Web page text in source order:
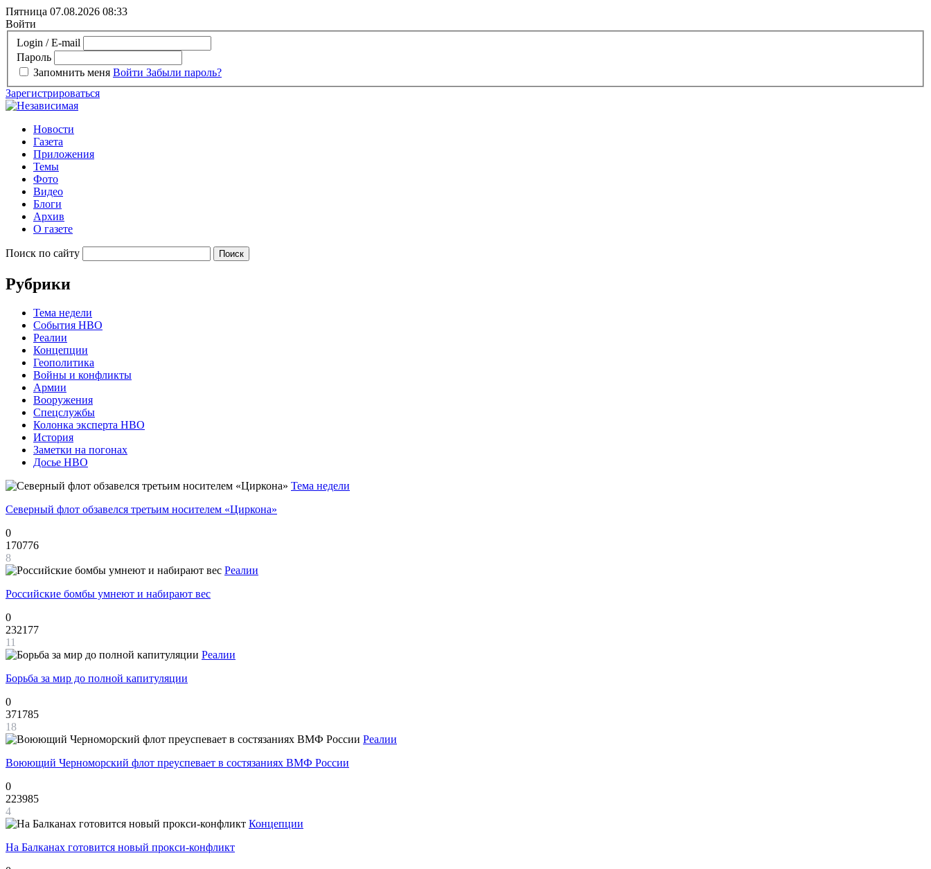
Пятница 07.08.2026 08:33
Войти
Login / E-mail
Пароль
Запомнить меня Войти Забыли пароль?
Зарегистрироваться
Новости
Газета
Приложения
Темы
Фото
Видео
Блоги
Архив
О газете
Поиск по сайту
Рубрики
Тема недели
События НВО
Реалии
Концепции
Геополитика
Войны и конфликты
Армии
Вооружения
Спецслужбы
Колонка эксперта НВО
История
Заметки на погонах
Досье НВО
Тема недели
Северный флот обзавелся третьим носителем «Циркона»
0
170776
8
Реалии
Российские бомбы умнеют и набирают вес
0
232177
11
Реалии
Борьба за мир до полной капитуляции
0
371785
18
Реалии
Воюющий Черноморский флот преуспевает в состязаниях ВМФ России
0
223985
4
Концепции
На Балканах готовится новый прокси-конфликт